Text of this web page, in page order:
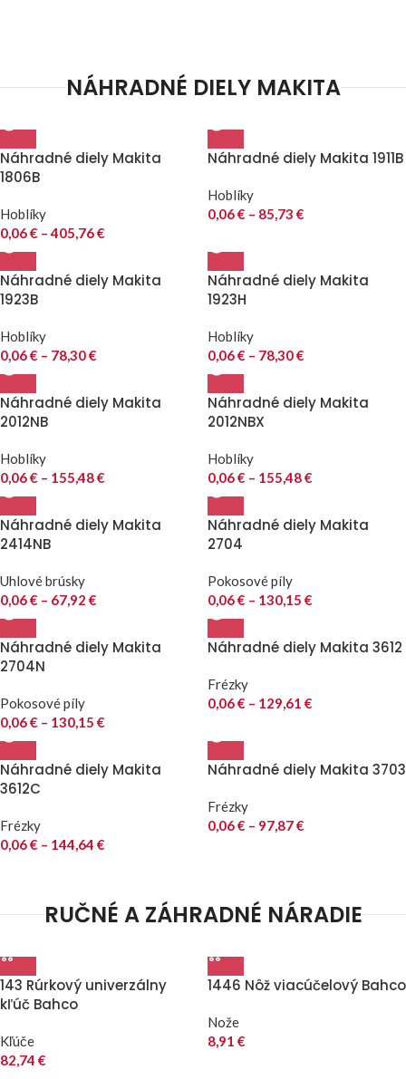
NÁHRADNÉ DIELY MAKITA
Náhradné diely Makita
1806B
Hoblíky
0,06€ – 405,76€
Náhradné diely Makita 1911B
Hoblíky
0,06€ – 85,73 €
Náhradné diely Makita
1923B
Hoblíky
0,06€ – 78,30€
Náhradné diely Makita
1923H
Hoblíky
0,06€ – 78,30€
Náhradné diely Makita
2012NB
Hoblíky
0,06€ – 155,48€
Náhradné diely Makita
2012NBX
Hoblíky
0,06€ – 155,48€
Náhradné diely Makita
2414NB
Uhlové brúsky
0,06€ – 67,92 €
Náhradné diely Makita
2704
Pokosové píly
0,06€ – 130,15 €
Náhradné diely Makita
2704N
Pokosové píly
0,06€ – 130,15 €
Náhradné diely Makita 3612
Frézky
0,06€ – 129,61 €
Náhradné diely Makita
3612C
Frézky
0,06€ – 144,64 €
Náhradné diely Makita 3703
Frézky
0,06€ – 97,87€
RUČNÉ A ZÁHRADNÉ NÁRADIE
143 Rúrkový univerzálny
kľúč Bahco
Kľúče
82,74 €
1446 Nôž viacúčelový Bahco
Nože
8,91 €